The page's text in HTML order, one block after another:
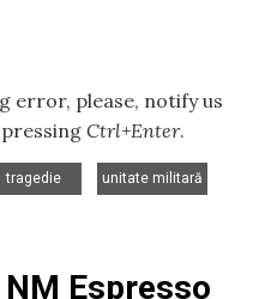
error, please, notify us
Ctrl+Enter.
tragedie
unitate militară
Espresso